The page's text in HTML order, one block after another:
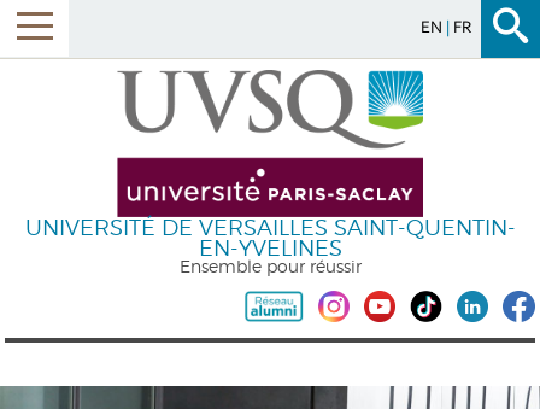
EN FR
UNIVERSITÉ DE VERSAILLES SAINT-QUENTIN-
EN-YVELINES
Ensemble pour réussir